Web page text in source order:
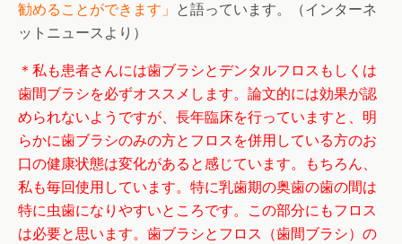
勧めることができます」 と語っています。（インターネ
ットニュースより）
＊私も患者さんには歯ブラシとデンタルフロスもしくは
歯間ブラシを必ずオススメします。論文的には効果が認
められないようですが、長年臨床を行っていますと、明
らかに歯ブラシのみの方とフロスを併用している方のお
口の健康状態は変化があると感じています。もちろん、
私も毎回使用しています。特に乳歯期の奥歯の歯の間は
特に虫歯になりやすいところです。この部分にもフロス
は必要と思います。歯ブラシとフロス（歯間ブラシ）の